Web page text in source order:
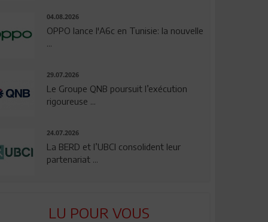
04.08.2026
OPPO lance l'A6c en Tunisie: la nouvelle
29.07.2026
Le Groupe QNB poursuit l’exécution
rigoureuse ...
24.07.2026
La BERD et l’UBCI consolident leur
partenariat ...
LU POUR VOUS